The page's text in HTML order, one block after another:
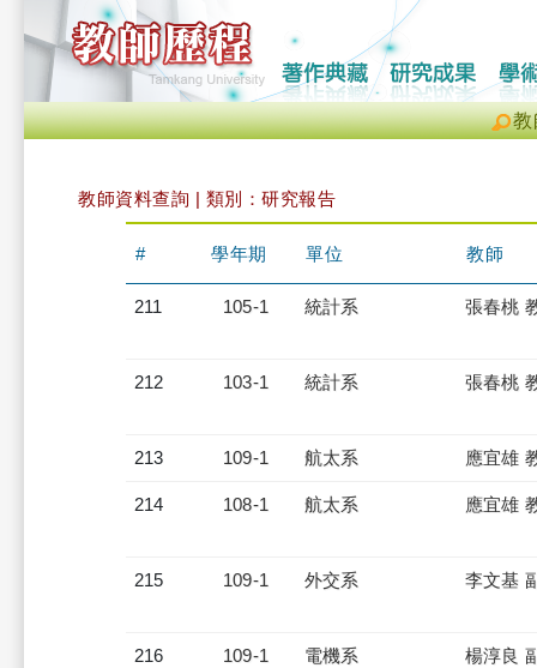
教
教師資料查詢 | 類別：研究報告
# 學年期 單位 教師
211 105-1 統計系 張春桃
212 103-1 統計系 張春桃
213 109-1 航太系 應宜雄
214 108-1 航太系 應宜雄
215 109-1 外交系 李文基
216 109-1 電機系 楊淳良